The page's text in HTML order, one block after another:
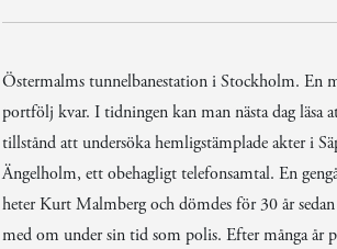
Östermalms tunnelbanestation i Stockholm. En
portfölj kvar. I tidningen kan man nästa dag läsa
tillstånd att undersöka hemligstämplade akter i
Ängelholm, ett obehagligt telefonsamtal. En
heter Kurt Malmberg och dömdes för 30 år
med om under sin tid som polis. Efter många